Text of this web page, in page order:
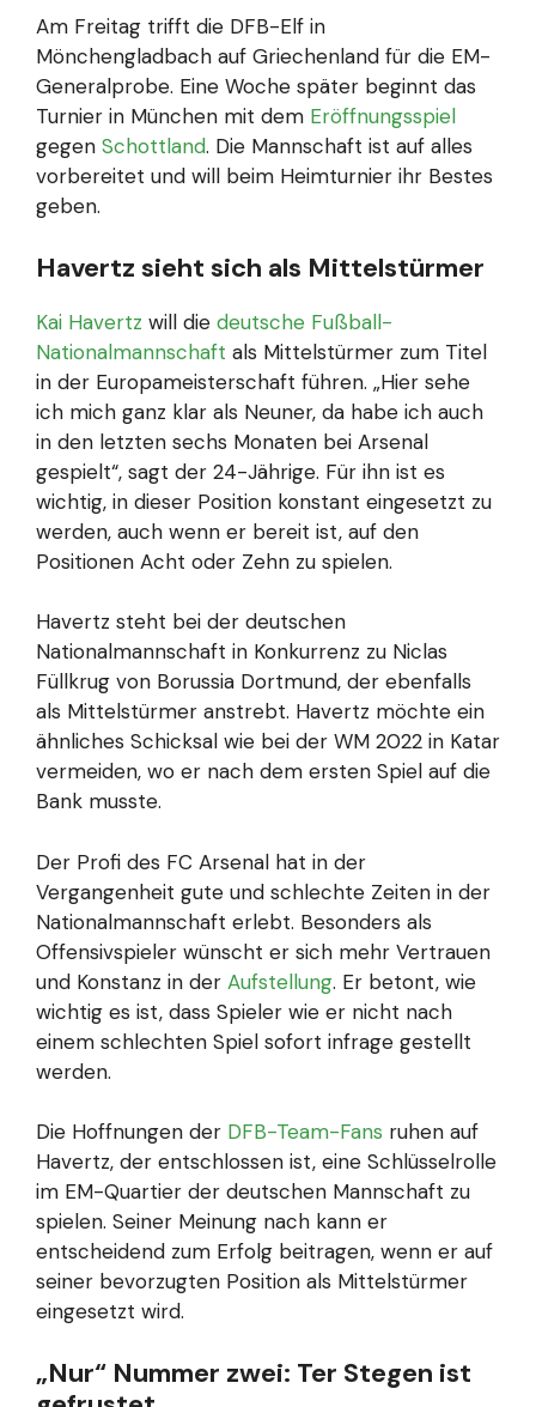
Am Freitag trifft die DFB-Elf in
Mönchengladbach auf Griechenland für die EM-
Generalprobe. Eine Woche später beginnt das
Turnier in München mit dem Eröffnungsspiel
gegen Schottland. Die Mannschaft ist auf alles
vorbereitet und will beim Heimturnier ihr Bestes
geben.
Havertz sieht sich als Mittelstürmer
Kai Havertz will die deutsche Fußball-
Nationalmannschaft als Mittelstürmer zum Titel
in der Europameisterschaft führen. „Hier sehe
ich mich ganz klar als Neuner, da habe ich auch
in den letzten sechs Monaten bei Arsenal
gespielt“, sagt der 24-Jährige. Für ihn ist es
wichtig, in dieser Position konstant eingesetzt zu
werden, auch wenn er bereit ist, auf den
Positionen Acht oder Zehn zu spielen.
Havertz steht bei der deutschen
Nationalmannschaft in Konkurrenz zu Niclas
Füllkrug von Borussia Dortmund, der ebenfalls
als Mittelstürmer anstrebt. Havertz möchte ein
ähnliches Schicksal wie bei der WM 2022 in Katar
vermeiden, wo er nach dem ersten Spiel auf die
Bank musste.
Der Profi des FC Arsenal hat in der
Vergangenheit gute und schlechte Zeiten in der
Nationalmannschaft erlebt. Besonders als
Offensivspieler wünscht er sich mehr Vertrauen
und Konstanz in der Aufstellung. Er betont, wie
wichtig es ist, dass Spieler wie er nicht nach
einem schlechten Spiel sofort infrage gestellt
werden.
Die Hoffnungen der DFB-Team-Fans ruhen auf
Havertz, der entschlossen ist, eine Schlüsselrolle
im EM-Quartier der deutschen Mannschaft zu
spielen. Seiner Meinung nach kann er
entscheidend zum Erfolg beitragen, wenn er auf
seiner bevorzugten Position als Mittelstürmer
eingesetzt wird.
„Nur“ Nummer zwei: Ter Stegen ist